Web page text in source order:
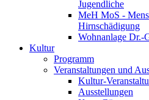
Jugendliche
MeH MoS -
Hirnschädigung
Wohnanlage Dr.-
Kultur
Programm
Veranstaltungen und
Kultur-
Ausstellungen